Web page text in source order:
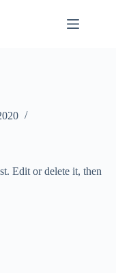
Edit or delete it, then